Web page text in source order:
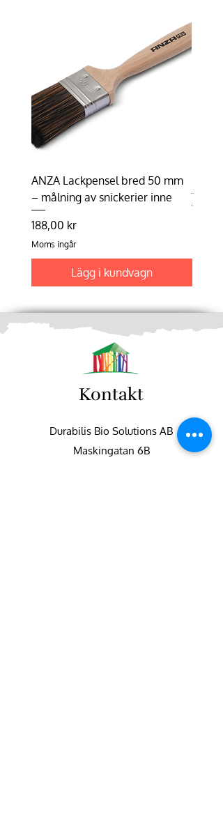
ANZA Lackpensel bred 50 mm
– målning av snickerier inne
Pris
188,00 kr
Moms ingår
Lägg i kundvagn
Pris
198,75
Kontakt
Durabilis Bio Solutions AB
Maskingatan 6B